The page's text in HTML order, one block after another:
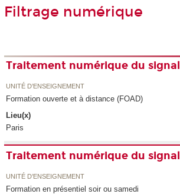
Filtrage numérique
Traitement numérique du signal
UNITÉ D’ENSEIGNEMENT
Formation ouverte et à distance (FOAD)
Lieu(x)
Paris
Traitement numérique du signal
UNITÉ D’ENSEIGNEMENT
Formation en présentiel soir ou samedi